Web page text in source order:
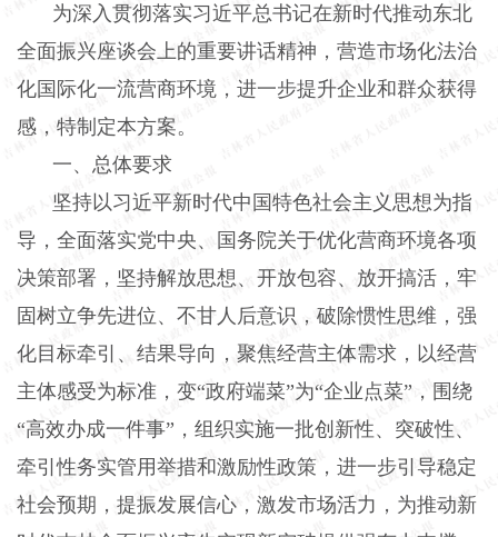
为深入贯彻落实习近平总书记在新时代推动东北
全面振兴座谈会上的重要讲话精神，营造市场化法治
化国际化一流营商环境，进一步提升企业和群众获得
感，特制定本方案。
一、总体要求
坚持以习近平新时代中国特色社会主义思想为指
导，全面落实党中央、国务院关于优化营商环境各项
决策部署，坚持解放思想、开放包容、放开搞活，牢
固树立争先进位、不甘人后意识，破除惯性思维，强
化目标牵引、结果导向，聚焦经营主体需求，以经营
主体感受为标准，变“政府端菜”为“企业点菜”，围绕
“高效办成一件事”，组织实施一批创新性、突破性、
牵引性务实管用举措和激励性政策，进一步引导稳定
社会预期，提振发展信心，激发市场活力，为推动新